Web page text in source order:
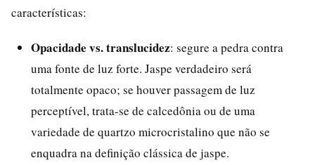
características:
Opacidade vs. translucidez: segure a pedra contra
uma fonte de luz forte. Jaspe verdadeiro será
totalmente opaco; se houver passagem de luz
perceptível, trata-se de calcedônia ou de uma
variedade de quartzo microcristalino que não se
enquadra na definição clássica de jaspe.